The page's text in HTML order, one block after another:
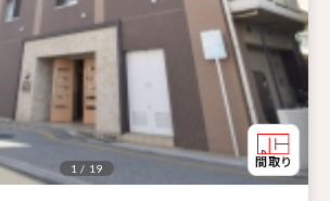
1 / 19